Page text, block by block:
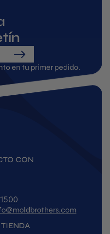
en tu primer pedido.
TIENDA
CON